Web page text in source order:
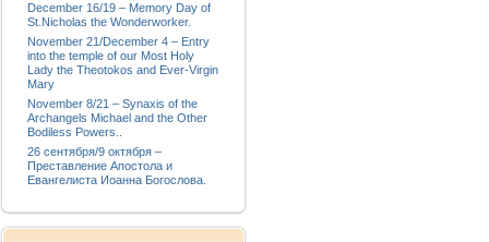
December 16/19 – Memory Day of
St.Nicholas the Wonderworker.
November 21/December 4 – Entry
into the temple of our Most Holy
Lady the Theotokos and Ever-Virgin
Mary
November 8/21 – Synaxis of the
Archangels Michael and the Other
Bodiless Powers..
26 сентября/9 октября –
Преставление Апостола и
Евангелиста Иоанна Богослова.